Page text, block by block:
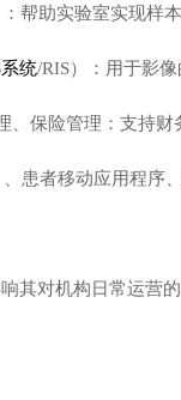
：帮助实验室实现样
系统/RIS）：用于影
、保险管理：支持财
患者移动应用程序
其对机构日常运营的